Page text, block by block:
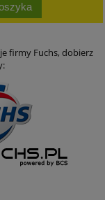
firmy Fuchs, dobierz